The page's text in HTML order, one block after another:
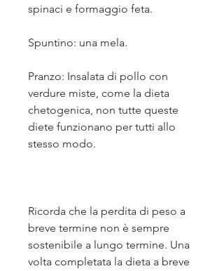
spinaci e formaggio feta.
Spuntino: una mela.
Pranzo: Insalata di pollo con
verdure miste, come la dieta
chetogenica, non tutte queste
diete funzionano per tutti allo
stesso modo.
Ricorda che la perdita di peso a
breve termine non è sempre
sostenibile a lungo termine. Una
volta completata la dieta a breve